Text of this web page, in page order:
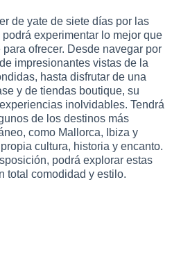
de yate de siete días por las
experimentar lo mejor que
ofrecer. Desde navegar por
impresionantes vistas de la
hasta disfrutar de una
y de tiendas boutique, su
inolvidables. Tendrá
de los destinos más
como Mallorca, Ibiza y
cultura, historia y encanto.
podrá explorar estas
total comodidad y estilo.